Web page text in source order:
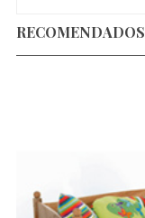
RECOMENDADOS